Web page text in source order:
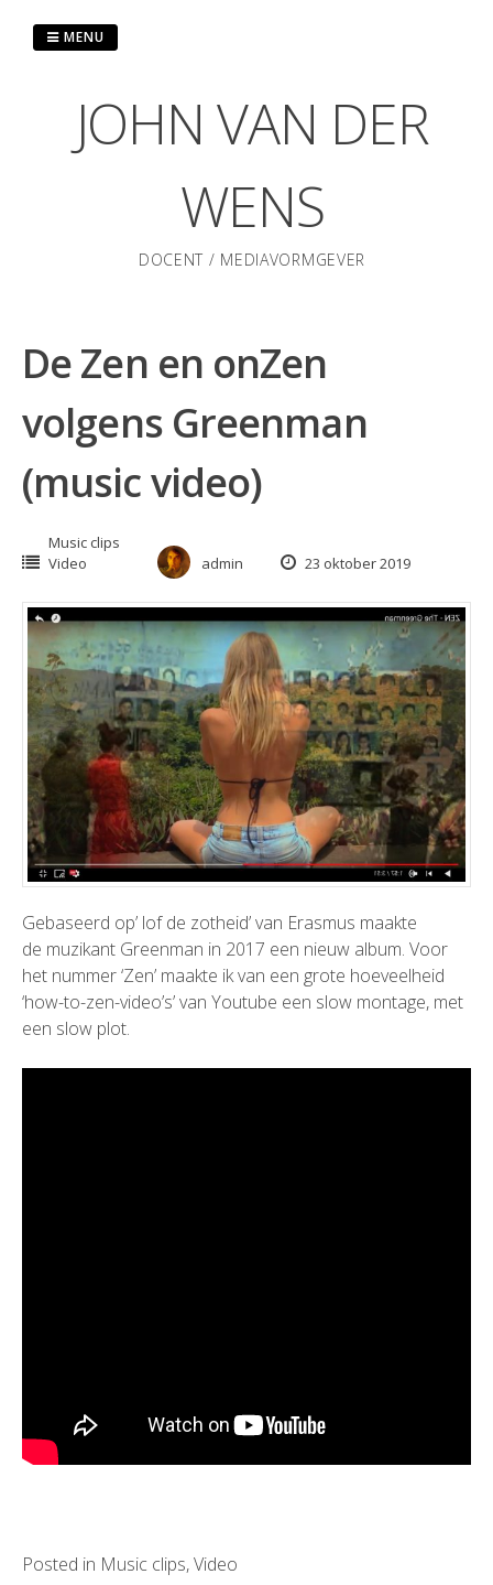
JOHN VAN DER
WENS
DOCENT / MEDIAVORMGEVER
MENU
De Zen en onZen
volgens Greenman
(music video)
Music clips
Video
admin 23 oktober 2019
Gebaseerd op’ lof de zotheid’ van Erasmus maakte
de muzikant Greenman in 2017 een nieuw album. Voor
het nummer ‘Zen’ maakte ik van een grote hoeveelheid
‘how-to-zen-video’s’ van Youtube een slow montage, met
een slow plot.
Posted in Music clips,Video